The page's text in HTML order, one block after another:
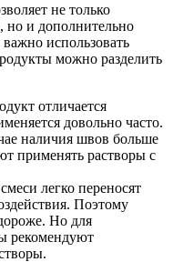
не только
но и дополнительно
использовать
можно разделить
отличается
довольно часто.
наличия швов больше
применять растворы с
легко переносят
Поэтому
Но для
рекомендуют